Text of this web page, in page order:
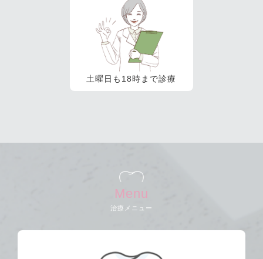
土曜日も18時まで診療
Menu
治療メニュー